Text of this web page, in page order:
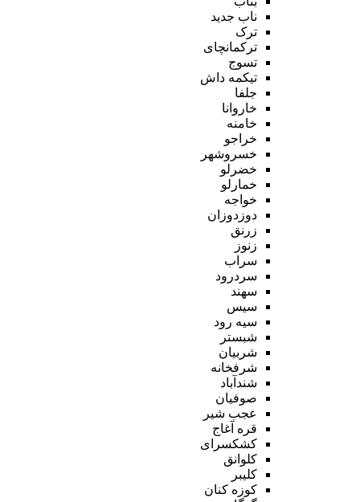
ناب جدید
ترک
ترکمانچای
تسوج
تیکمه داش
جلفا
خاروانا
خامنه
خراجو
خسروشهر
خضرلو
خمارلو
خواجه
دوزدوزان
زرنق
زنوز
سراب
سردرود
سهند
سیس
سیه رود
شبستر
شربیان
شرفخانه
شندآباد
صوفیان
عجب شیر
قره آغاج
کشکسرای
کلوانق
کلیبر
کوزه کنان